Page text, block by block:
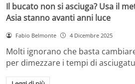
Il bucato non si asciuga? Usa il
Asia stanno avanti anni luce
Fabio Belmonte 4 Dicembre 2025
Molti ignorano che basta
per dimezzare i tempi di